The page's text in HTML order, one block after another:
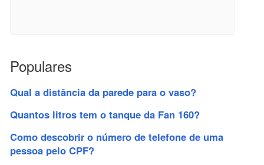
Populares
Qual a distância da parede para o vaso?
Quantos litros tem o tanque da Fan 160?
Como descobrir o número de telefone de uma
pessoa pelo CPF?